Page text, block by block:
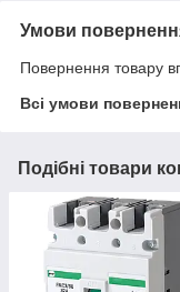
Умови
Повернення товару
Всі умови
Подібні товари